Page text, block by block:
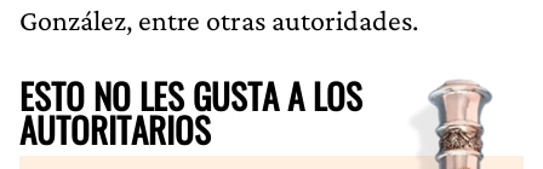
González, entre otras autoridades.
ESTO NO LES GUSTA A LOS
AUTORITARIOS